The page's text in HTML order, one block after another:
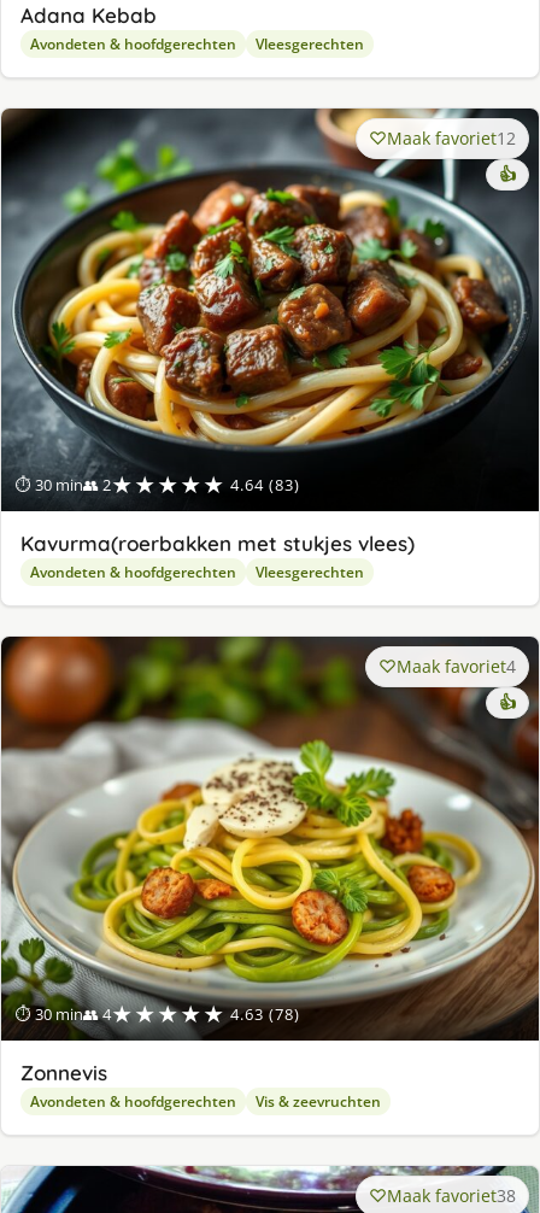
Adana Kebab
Avondeten & hoofdgerechten Vleesgerechten
⏱ 30 min👥 2★★★★★ 4.64 (83)
Maak favoriet12
👍
Kavurma(roerbakken met stukjes vlees)
Avondeten & hoofdgerechten Vleesgerechten
⏱ 30 min👥 4★★★★★ 4.63 (78)
Maak favoriet4
👍
Zonnevis
Avondeten & hoofdgerechten Vis & zeevruchten
Maak favoriet38